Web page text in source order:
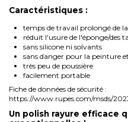
Caractéristiques :
temps de travail prolongé de
réduit l'usure de l'éponge/des
sans silicone ni solvants
sans danger pour la peinture
très peu de poussière
facilement portable
Fiche de données de sécurité :
https://www.rupes.com/msds/
Un polish rayure efficace